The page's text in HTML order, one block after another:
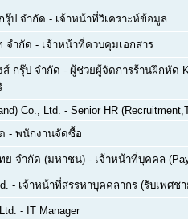
รุ๊ป จำกัด - เจ้าหน้าที่วิเคราะห์ข้อมูล
จำกัด - เจ้าหน้าที่ควบคุมเอกสาร
ส์ กรุ๊ป จำกัด - ผู้ช่วยผู้จัดการร้านฝึกหัด
Co., Ltd. - Senior HR
- พนักงานจัดซื้อ
ย จำกัด (มหาชน) - เจ้าหน้าที่บุคคล
- เจ้าหน้าที่สรรหาบุคคลากร (รับเพศช
- IT Manager